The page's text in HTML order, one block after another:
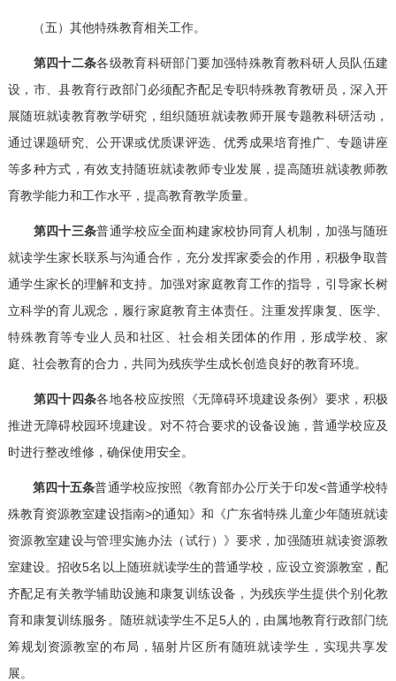
（五）其他特殊教育相关工作。
第四十二条各级教育科研部门要加强特殊教育教科研人员队伍建
设，市、县教育行政部门必须配齐配足专职特殊教育教研员，深入开
展随班就读教育教学研究，组织随班就读教师开展专题教科研活动，
通过课题研究、公开课或优质课评选、优秀成果培育推广、专题讲座
等多种方式，有效支持随班就读教师专业发展，提高随班就读教师教
育教学能力和工作水平，提高教育教学质量。
第四十三条普通学校应全面构建家校协同育人机制，加强与随班
就读学生家长联系与沟通合作，充分发挥家委会的作用，积极争取普
通学生家长的理解和支持。加强对家庭教育工作的指导，引导家长树
立科学的育儿观念，履行家庭教育主体责任。注重发挥康复、医学、
特殊教育等专业人员和社区、社会相关团体的作用，形成学校、家
庭、社会教育的合力，共同为残疾学生成长创造良好的教育环境。
第四十四条各地各校应按照《无障碍环境建设条例》要求，积极
推进无障碍校园环境建设。对不符合要求的设备设施，普通学校应及
时进行整改维修，确保使用安全。
第四十五条普通学校应按照《教育部办公厅关于印发<普通学校特
殊教育资源教室建设指南>的通知》和《广东省特殊儿童少年随班就读
资源教室建设与管理实施办法（试行）》要求，加强随班就读资源教
室建设。招收5名以上随班就读学生的普通学校，应设立资源教室，配
齐配足有关教学辅助设施和康复训练设备，为残疾学生提供个别化教
育和康复训练服务。随班就读学生不足5人的，由属地教育行政部门统
筹规划资源教室的布局，辐射片区所有随班就读学生，实现共享发
展。